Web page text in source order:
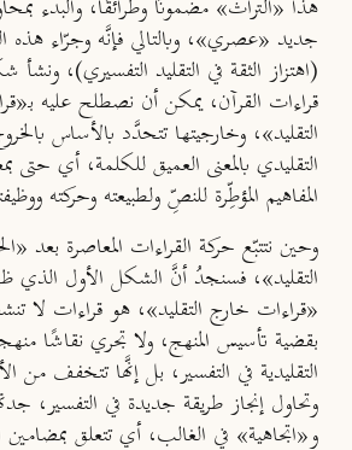
جديد «عصري»، وبالتالي فإنَّه وجرّاء هذه
(اهتزاز الثقة في التقليد التفسيري)،
قراءات القرآن، يمكن أن نصطلح عليه
التقليد»، وخارجيتها تتحدَّد بالأساس
التقليدي بالمعنى العميق للكلمة، أي حتى
المفاهيم المؤطِّرة للنصِّ ولطبيعته وحركته
وحين نتتبّع حركة القراءات المعاصرة بعد
التقليد»، فسنجدُ أنَّ الشكل الأول الذي
«قراءات خارج التقليد»، هو قراءات لا
بقضية تأسيس المنهج، ولا تجري نقاشًا
التقليدية في التفسير، بل إنَّها تتخفف من
وتحاول إنجاز طريقة جديدة في التفسير،
و«اتجاهية» في الغالب، أي تتعلق بمضامين